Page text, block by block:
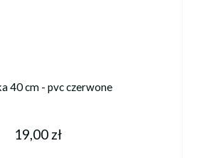
40 cm - pvc czerwone
19,00 zł